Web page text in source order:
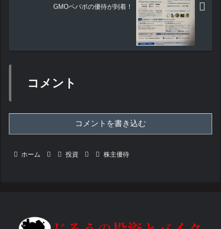
GMOペパボの優待が到着！
コメント
コメントを書き込む
ホーム 投資 株主優待